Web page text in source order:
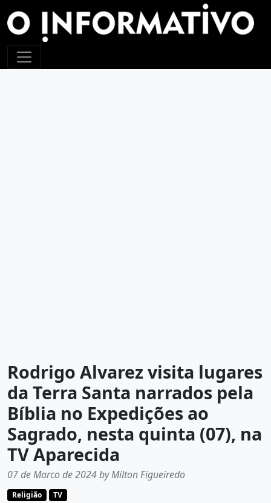
Rodrigo Alvarez visita lugares
da Terra Santa narrados pela
Bíblia no Expedições ao
Sagrado, nesta quinta (07), na
TV Aparecida
07 de Marco de 2024 by Milton Figueiredo
Religião TV